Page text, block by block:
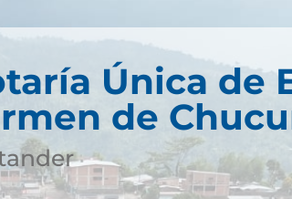
Única de
de